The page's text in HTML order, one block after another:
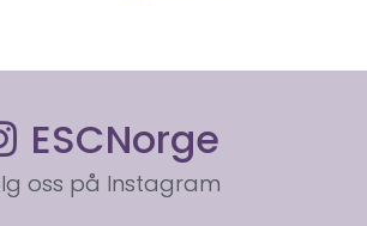
ESCNorge
oss på Instagram